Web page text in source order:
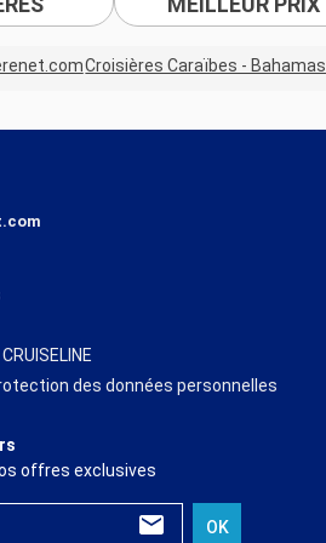
Croisières Caraïbes - Bahamas
des données personnelles
offres exclusives
OK